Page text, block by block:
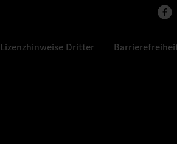
Lizenzhinweise Dritter